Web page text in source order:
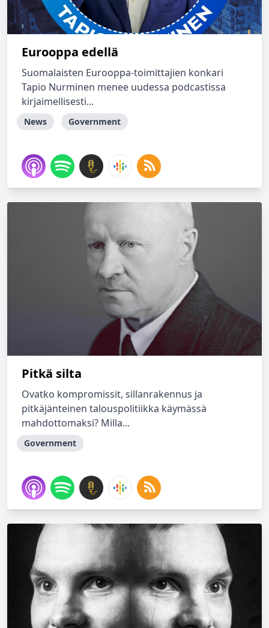
Eurooppa edellä
Suomalaisten Eurooppa-toimittajien konkari
Tapio Nurminen menee uudessa podcastissa
kirjaimellisesti...
News Government
Pitkä silta
Ovatko kompromissit, sillanrakennus ja
pitkäjänteinen talouspolitiikka käymässä
mahdottomaksi? Milla...
Government